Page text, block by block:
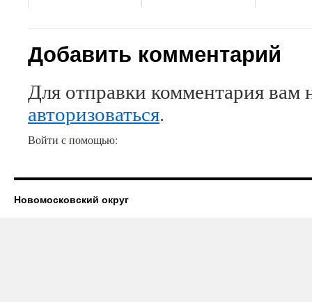
Добавить комментарий
Для отправки комментария вам
авторизоваться.
Войти с помощью:
Новомосковский округ